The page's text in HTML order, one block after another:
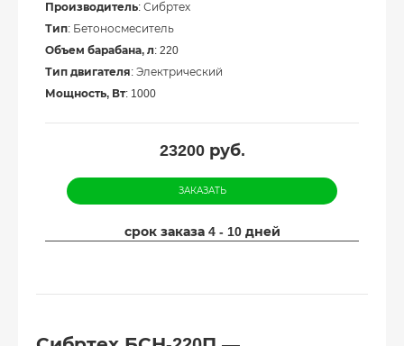
Производитель: Сибртех
Тип: Бетоносмеситель
Объем барабана, л: 220
Тип двигателя: Электрический
Мощность, Вт: 1000
23200руб.
ЗАКАЗАТЬ
срок заказа 4 - 10 дней